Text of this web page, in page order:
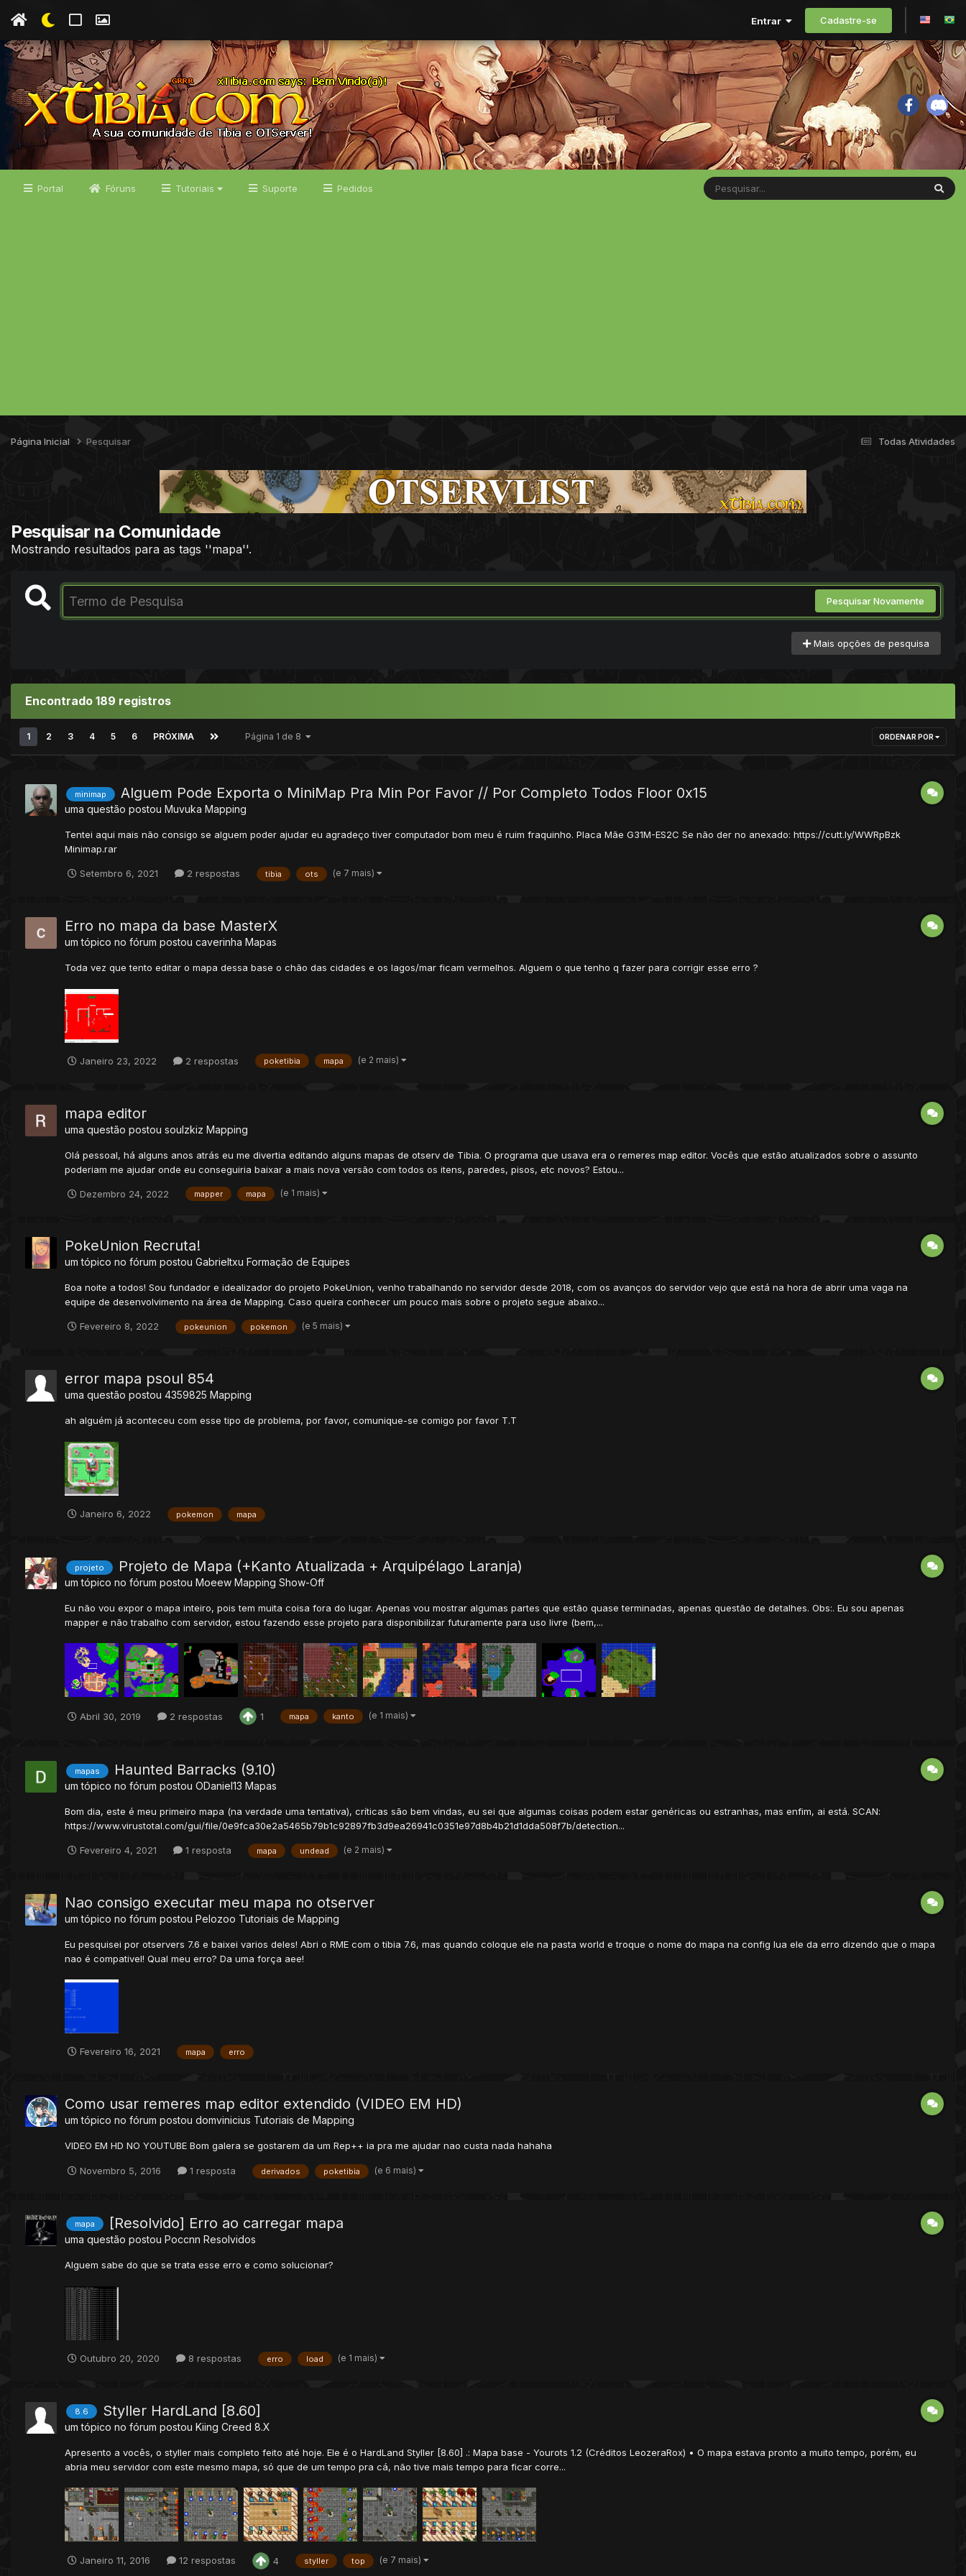
Entrar Cadastre-se
Portal Fóruns Tutoriais Suporte Pedidos
Todas Atividades
Página Inicial Pesquisar
Pesquisar na Comunidade
Mostrando resultados para as tags ''mapa''.
Pesquisar Novamente
Mais opções de pesquisa
Encontrado 189 registros
1 2 3 4 5 6 PRÓXIMA Página 1 de 8 ORDENAR POR
minimap Alguem Pode Exporta o MiniMap Pra Min Por Favor // Por Completo Todos Floor 0x15
uma questão postou Muvuka Mapping
Tentei aqui mais não consigo se alguem poder ajudar eu agradeço tiver computador bom meu é ruim fraquinho. Placa Mãe G31M-ES2C Se não der no anexado: https://cutt.ly/WWRpBzk
Minimap.rar
Setembro 6, 2021 2 respostas tibia ots (e 7 mais)
Erro no mapa da base MasterX
um tópico no fórum postou caverinha Mapas
Toda vez que tento editar o mapa dessa base o chão das cidades e os lagos/mar ficam vermelhos. Alguem o que tenho q fazer para corrigir esse erro ?
Janeiro 23, 2022 2 respostas poketibia mapa (e 2 mais)
mapa editor
uma questão postou soulzkiz Mapping
Olá pessoal, há alguns anos atrás eu me divertia editando alguns mapas de otserv de Tibia. O programa que usava era o remeres map editor. Vocês que estão atualizados sobre o assunto
poderiam me ajudar onde eu conseguiria baixar a mais nova versão com todos os itens, paredes, pisos, etc novos? Estou...
Dezembro 24, 2022 mapper mapa (e 1 mais)
PokeUnion Recruta!
um tópico no fórum postou Gabrieltxu Formação de Equipes
Boa noite a todos! Sou fundador e idealizador do projeto PokeUnion, venho trabalhando no servidor desde 2018, com os avanços do servidor vejo que está na hora de abrir uma vaga na
equipe de desenvolvimento na área de Mapping. Caso queira conhecer um pouco mais sobre o projeto segue abaixo...
Fevereiro 8, 2022 pokeunion pokemon (e 5 mais)
error mapa psoul 854
uma questão postou 4359825 Mapping
ah alguém já aconteceu com esse tipo de problema, por favor, comunique-se comigo por favor T.T
Janeiro 6, 2022 pokemon mapa
projeto Projeto de Mapa (+Kanto Atualizada + Arquipélago Laranja)
um tópico no fórum postou Moeew Mapping Show-Off
Eu não vou expor o mapa inteiro, pois tem muita coisa fora do lugar. Apenas vou mostrar algumas partes que estão quase terminadas, apenas questão de detalhes. Obs:. Eu sou apenas
mapper e não trabalho com servidor, estou fazendo esse projeto para disponibilizar futuramente para uso livre (bem,...
Abril 30, 2019 2 respostas 1 mapa kanto (e 1 mais)
mapas Haunted Barracks (9.10)
um tópico no fórum postou ODaniel13 Mapas
Bom dia, este é meu primeiro mapa (na verdade uma tentativa), críticas são bem vindas, eu sei que algumas coisas podem estar genéricas ou estranhas, mas enfim, ai está. SCAN:
https://www.virustotal.com/gui/file/0e9fca30e2a5465b79b1c92897fb3d9ea26941c0351e97d8b4b21d1dda508f7b/detection...
Fevereiro 4, 2021 1 resposta mapa undead (e 2 mais)
Nao consigo executar meu mapa no otserver
um tópico no fórum postou Pelozoo Tutoriais de Mapping
Eu pesquisei por otservers 7.6 e baixei varios deles! Abri o RME com o tibia 7.6, mas quando coloque ele na pasta world e troque o nome do mapa na config lua ele da erro dizendo que o mapa
nao é compativel! Qual meu erro? Da uma força aee!
Fevereiro 16, 2021 mapa erro
Como usar remeres map editor extendido (VIDEO EM HD)
um tópico no fórum postou domvinicius Tutoriais de Mapping
VIDEO EM HD NO YOUTUBE Bom galera se gostarem da um Rep++ ia pra me ajudar nao custa nada hahaha
Novembro 5, 2016 1 resposta derivados poketibia (e 6 mais)
mapa [Resolvido] Erro ao carregar mapa
uma questão postou Poccnn Resolvidos
Alguem sabe do que se trata esse erro e como solucionar?
Outubro 20, 2020 8 respostas erro load (e 1 mais)
8.6 Styller HardLand [8.60]
um tópico no fórum postou Kiing Creed 8.X
Apresento a vocês, o styller mais completo feito até hoje. Ele é o HardLand Styller [8.60] .: Mapa base - Yourots 1.2 (Créditos LeozeraRox) • O mapa estava pronto a muito tempo, porém, eu
abria meu servidor com este mesmo mapa, só que de um tempo pra cá, não tive mais tempo para ficar corre...
Janeiro 11, 2016 12 respostas 4 styller top (e 7 mais)